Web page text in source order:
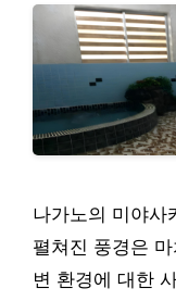
나가노의 미야사
펼쳐진 풍경은
변 환경에 대한